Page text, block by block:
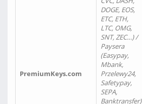
PremiumKeys.com
DOGE, EOS,
ETC, ETH,
LTC, OMG,
SNT, ZEC…) /
Paysera
(Easypay,
Mbank,
Przelewy24,
Safetypay,
SEPA,
Banktransfer)